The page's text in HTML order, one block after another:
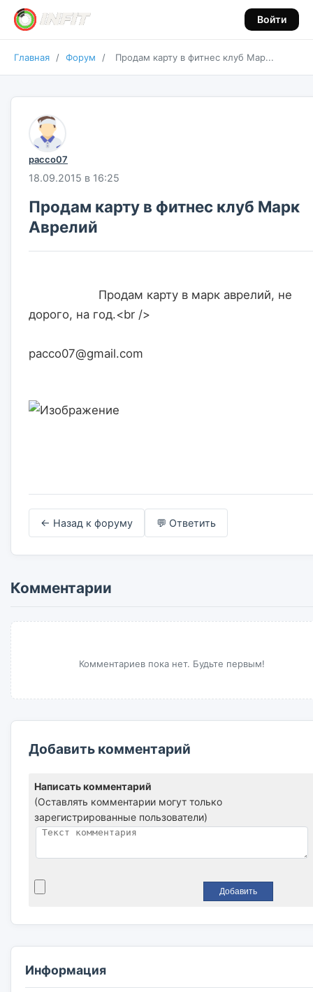
Войти
Главная / Форум / Продам карту в фитнес клуб Мар...
pacco07
18.09.2015 в 16:25
Продам карту в фитнес клуб Марк
Аврелий
дорого, на год.<br />
pacco07@gmail.com
← Назад к форуму 💬 Ответить
Комментарии
Комментариев пока нет. Будьте первым!
Добавить комментарий
Написать комментарий
(Оставлять комментарии могут только
зарегистрированные пользователи)
Информация